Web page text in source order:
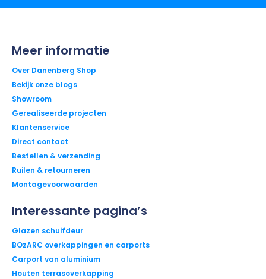
Interessante pagina’s
Glazen schuifdeur
BOzARC overkappingen en carports
Carport van aluminium
Houten terrasoverkapping
Meer informatie
Over Danenberg Shop
Bekijk onze blogs
Showroom
Gerealiseerde projecten
Klantenservice
Direct contact
Bestellen & verzending
Ruilen & retourneren
Montagevoorwaarden